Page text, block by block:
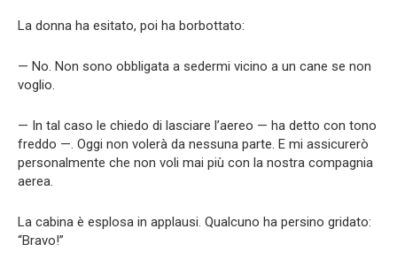
La donna ha esitato, poi ha borbottato:
— No. Non sono obbligata a sedermi vicino a un cane se non
voglio.
— In tal caso le chiedo di lasciare l’aereo — ha detto con tono
freddo —. Oggi non volerà da nessuna parte. E mi assicurerò
personalmente che non voli mai più con la nostra compagnia
aerea.
La cabina è esplosa in applausi. Qualcuno ha persino gridato:
“Bravo!”